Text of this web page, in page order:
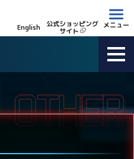
English 公式ショッピング
サイト
メニュー